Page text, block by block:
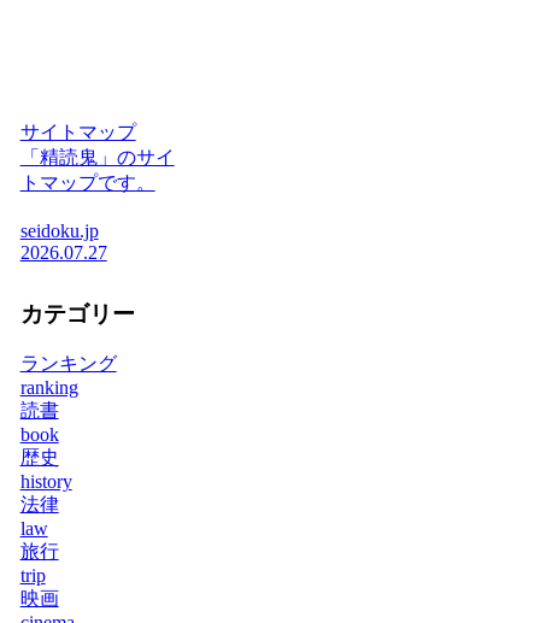
サイトマップ
「精読鬼」のサイ
トマップです。
seidoku.jp
2026.07.27
カテゴリー
ランキング
ranking
読書
book
歴史
history
法律
law
旅行
trip
映画